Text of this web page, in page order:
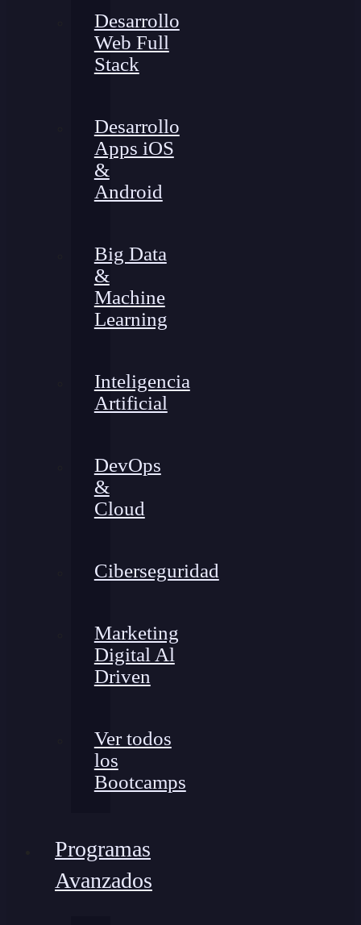
Desarrollo
Web Full
Stack
Desarrollo
Apps iOS
&
Android
Big Data
&
Machine
Learning
Inteligencia
Artificial
DevOps
&
Cloud
Ciberseguridad
Marketing
Digital Al
Driven
Ver todos
los
Bootcamps
Programas
Avanzados